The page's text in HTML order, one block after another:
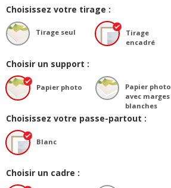
Choisissez votre tirage :
Tirage seul
Tirage
encadré
Choisir un support :
Papier photo
Papier photo
avec marges
blanches
Choisissez votre passe-partout :
Blanc
Choisir un cadre :